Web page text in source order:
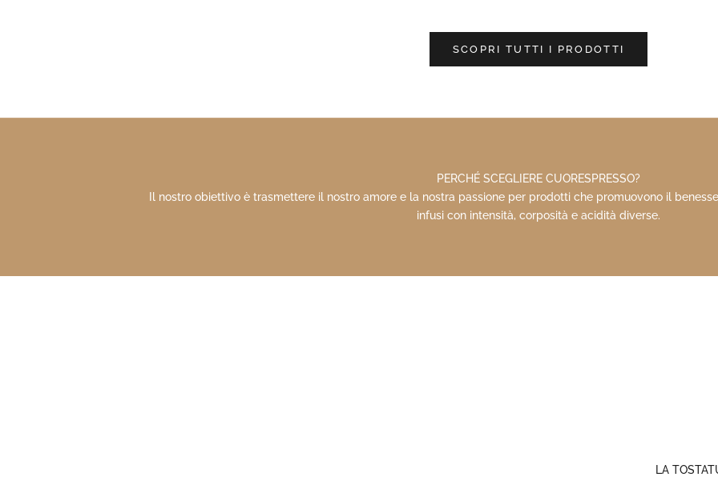
SCOPRI TUTTI I PRODOTTI
PERCHÉ SCEGLIERE CUORESPRESSO?
Il nostro obiettivo è trasmettere il nostro amore e la nostra passione per prodotti che promuovono il
infusi con intensità, corposità e acidità diverse.
LA